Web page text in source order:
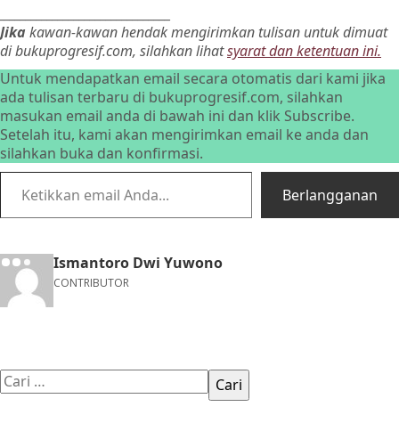
Jika kawan-kawan hendak mengirimkan tulisan untuk dimuat
di bukuprogresif.com, silahkan lihatsyarat dan ketentuan ini.
Untuk mendapatkan email secara otomatis dari kami jika
ada tulisan terbaru di bukuprogresif.com, silahkan
masukan email anda di bawah ini dan klik Subscribe.
Setelah itu, kami akan mengirimkan email ke anda dan
silahkan buka dan konfirmasi.
Ketikkan email Anda…
Berlangganan
Ismantoro Dwi Yuwono
CONTRIBUTOR
Cari
untuk: